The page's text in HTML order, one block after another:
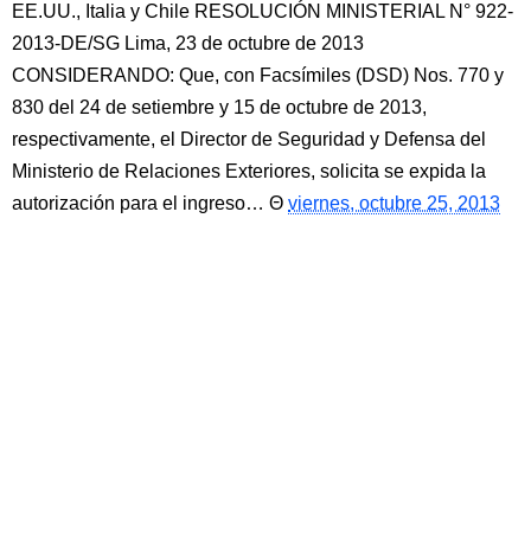
EE.UU., Italia y Chile RESOLUCIÓN MINISTERIAL N° 922-
2013-DE/SG Lima, 23 de octubre de 2013
CONSIDERANDO: Que, con Facsímiles (DSD) Nos. 770 y
830 del 24 de setiembre y 15 de octubre de 2013,
respectivamente, el Director de Seguridad y Defensa del
Ministerio de Relaciones Exteriores, solicita se expida la
autorización para el ingreso…
viernes, octubre 25, 2013